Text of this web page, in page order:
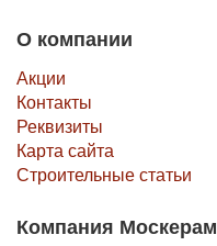
О компании
Акции
Контакты
Реквизиты
Карта сайта
Строительные статьи
Компания Москерам